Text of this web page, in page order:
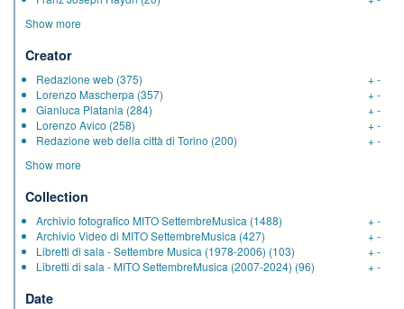
Show more
Creator
Redazione web (375) +-
Lorenzo Mascherpa (357) +-
Gianluca Platania (284) +-
Lorenzo Avico (258) +-
Redazione web della città di Torino (200) +-
Show more
Collection
Archivio fotografico MITO SettembreMusica (1488) +-
Archivio Video di MITO SettembreMusica (427) +-
Libretti di sala - Settembre Musica (1978-2006) (103) +-
Libretti di sala - MITO SettembreMusica (2007-2024) (96) +-
Date